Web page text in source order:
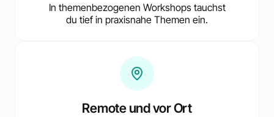
In themenbezogenen Workshops tauchst
du tief in praxisnahe Themen ein.
Remote und vor Ort